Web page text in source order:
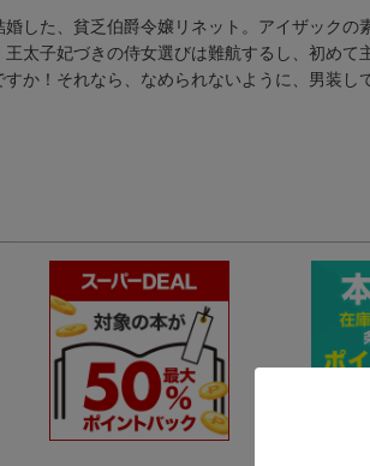
した、貧乏伯爵令嬢リネット。アイザック
太子妃づきの侍女選びは難航するし、初め
か！それなら、なめられないように、男装